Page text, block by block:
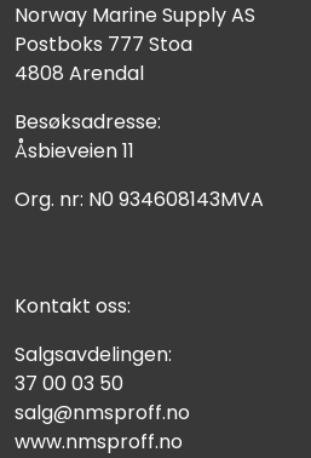
Norway Marine Supply AS
Postboks 777 Stoa
4808 Arendal
Besøksadresse:
Åsbieveien 11
Org. nr: N0 934608143MVA
Kontakt oss:
Salgsavdelingen:
37 00 03 50
salg@nmsproff.no
www.nmsproff.no